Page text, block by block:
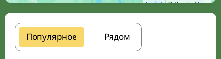
Leaflet| © Google Maps
Популярное Рядом